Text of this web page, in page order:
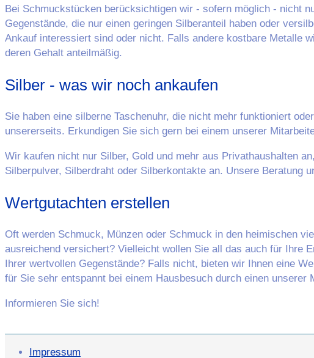
Bei Schmuckstücken berücksichtigen wir - sofern möglich - nicht
Gegenstände, die nur einen geringen Silberanteil haben oder
Ankauf interessiert sind oder nicht. Falls andere kostbare Metalle
deren Gehalt anteilmäßig.
Silber - was wir noch ankaufen
Sie haben eine silberne Taschenuhr, die nicht mehr funktioniert
unsererseits. Erkundigen Sie sich gern bei einem unserer
Wir kaufen nicht nur Silber, Gold und mehr aus Privathaushalten
Silberpulver, Silberdraht oder Silberkontakte an. Unsere Beratung
Wertgutachten erstellen
Oft werden Schmuck, Münzen oder Schmuck in den heimischen
ausreichend versichert? Vielleicht wollen Sie all das auch für Ihre
Ihrer wertvollen Gegenstände? Falls nicht, bieten wir Ihnen eine
für Sie sehr entspannt bei einem Hausbesuch durch einen unserer
Informieren Sie sich!
Impressum